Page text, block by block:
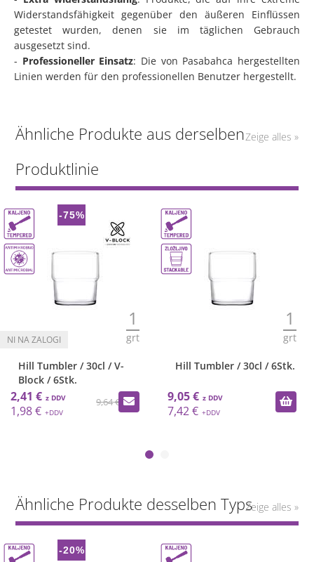
Widerstandsfähigkeit gegenüber den äußeren Einflüssen
getestet wurden, denen sie im täglichen Gebrauch
ausgesetzt sind.
- Professioneller Einsatz: Die von Pasabahca hergestellten
Linien werden für den professionellen Benutzer hergestellt.
Ähnliche Produkte aus derselben
Produktlinie
Zeige alles »
-75%
1
grt
Hill Tumbler / 30cl / V-
Block / 6Stk.
9,64 €
2,41 €
1,98 €
1
grt
Hill Tumbler / 30cl / 6Stk.
9,05 €
7,42 €
Ähnliche Produkte desselben TypsZeige alles »
-20%